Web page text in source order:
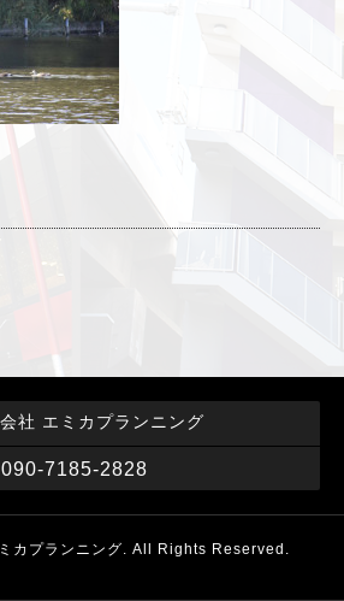
社 エミカプランニング
090-7185-2828
カプランニング. All Rights Reserved.